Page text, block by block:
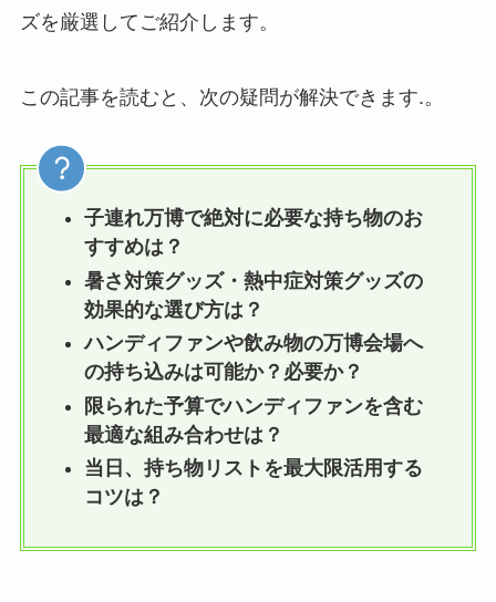
ズを厳選してご紹介します。
この記事を読むと、次の疑問が解決できます.。
子連れ万博で絶対に必要な持ち物のお
すすめは？
暑さ対策グッズ・熱中症対策グッズの
効果的な選び方は？
ハンディファンや飲み物の万博会場へ
の持ち込みは可能か？必要か？
限られた予算でハンディファンを含む
最適な組み合わせは？
当日、持ち物リストを最大限活用する
コツは？